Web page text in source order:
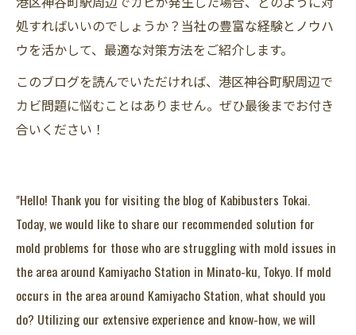
処すればいいのでしょうか？当社の豊富な経験とノウハ
ウを活かして、最適な対策方法をご紹介します。
このブログを読んでいただければ、港区神谷町駅周辺で
カビ問題に悩むことはありません。ぜひ最後までお付き
合いください！
"Hello! Thank you for visiting the blog of Kabibusters Tokai.
Today, we would like to share our recommended solution for
mold problems for those who are struggling with mold issues in
the area around Kamiyacho Station in Minato-ku, Tokyo. If mold
occurs in the area around Kamiyacho Station, what should you
do? Utilizing our extensive experience and know-how, we will